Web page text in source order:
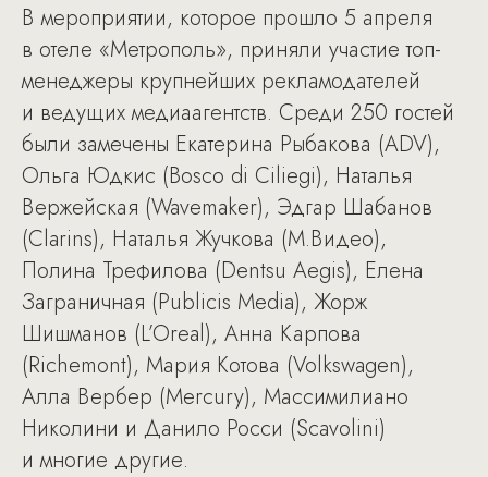
В мероприятии, которое прошло 5 апреля
в отеле «Метрополь», приняли участие топ-
менеджеры крупнейших рекламодателей
и ведущих медиаагентств. Среди 250 гостей
были замечены Екатерина Рыбакова (ADV),
Ольга Юдкис (Bosco di Ciliegi), Наталья
Вержейская (Wavemaker), Эдгар Шабанов
(Clarins), Наталья Жучкова (М.Видео),
Полина Трефилова (Dentsu Aegis), Елена
Заграничная (Publicis Media), Жорж
Шишманов (L’Oreal), Анна Карпова
(Richemont), Мария Котова (Volkswagen),
Алла Вербер (Mercury), Массимилиано
Николини и Данило Росси (Scavolini)
и многие другие.